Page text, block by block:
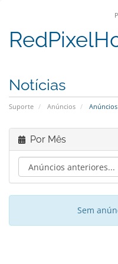
Notícias
Suporte Anúncios
Por Mês
Sem